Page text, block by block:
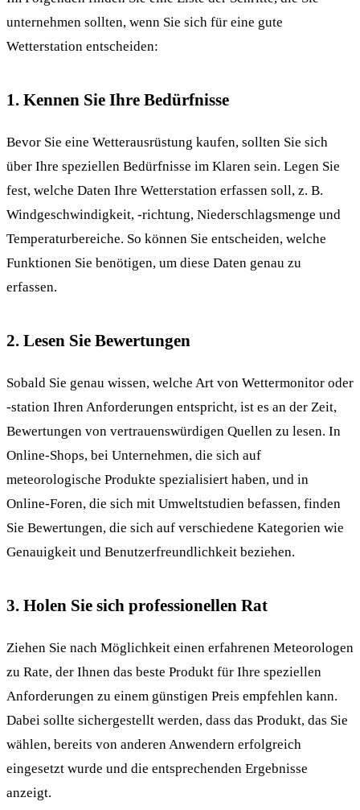
unternehmen sollten, wenn Sie sich für eine gute
Wetterstation entscheiden:
1. Kennen Sie Ihre Bedürfnisse
Bevor Sie eine Wetterausrüstung kaufen, sollten Sie sich
über Ihre speziellen Bedürfnisse im Klaren sein. Legen Sie
fest, welche Daten Ihre Wetterstation erfassen soll, z. B.
Windgeschwindigkeit, -richtung, Niederschlagsmenge und
Temperaturbereiche. So können Sie entscheiden, welche
Funktionen Sie benötigen, um diese Daten genau zu
erfassen.
2. Lesen Sie Bewertungen
Sobald Sie genau wissen, welche Art von Wettermonitor oder
-station Ihren Anforderungen entspricht, ist es an der Zeit,
Bewertungen von vertrauenswürdigen Quellen zu lesen. In
Online-Shops, bei Unternehmen, die sich auf
meteorologische Produkte spezialisiert haben, und in
Online-Foren, die sich mit Umweltstudien befassen, finden
Sie Bewertungen, die sich auf verschiedene Kategorien wie
Genauigkeit und Benutzerfreundlichkeit beziehen.
3. Holen Sie sich professionellen Rat
Ziehen Sie nach Möglichkeit einen erfahrenen Meteorologen
zu Rate, der Ihnen das beste Produkt für Ihre speziellen
Anforderungen zu einem günstigen Preis empfehlen kann.
Dabei sollte sichergestellt werden, dass das Produkt, das Sie
wählen, bereits von anderen Anwendern erfolgreich
eingesetzt wurde und die entsprechenden Ergebnisse
anzeigt.